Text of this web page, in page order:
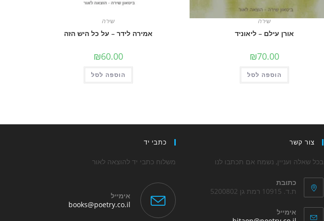
שירה
אורן עילם – ליאוניד
₪70.00
הוספה לסל
שירה
אמירה לידר – על כל היש הזה
₪60.00
הוספה לסל
צור קשר
בכל שאלה ועניין, נשמח אם תכתבו לנו
כתובת
ת.ד. 10915 רמת גן 5200802
אימייל
כתבי יד
משלוח כתבי יד להוצאה לאור
אימייל
books@poetry.co.il